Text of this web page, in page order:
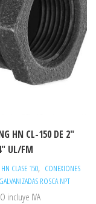
HN CL-150 DE 2″
UL/FM
CLASE 150, CONEXIONES
ROSCA NPT
incluye IVA